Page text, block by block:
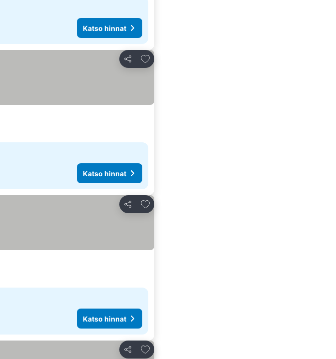
Katso hinnat
Jaa
Lisää suosikkeihin
Katso hinnat
Jaa
Lisää suosikkeihin
Katso hinnat
Jaa
Lisää suosikkeihin